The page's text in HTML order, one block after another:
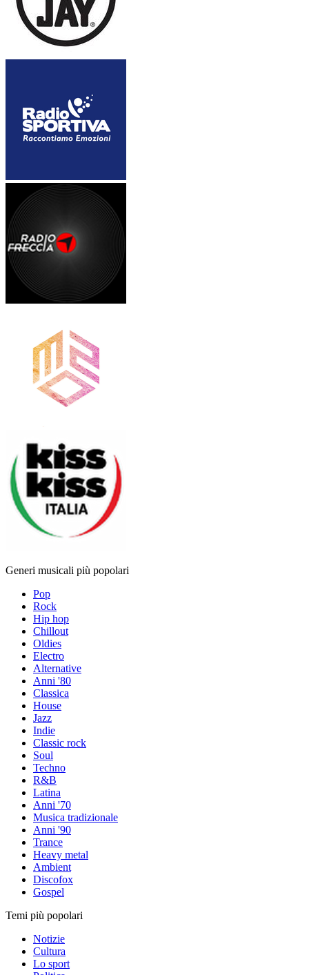
Generi musicali più popolari
Pop
Rock
Hip hop
Chillout
Oldies
Electro
Alternative
Anni '80
Classica
House
Jazz
Indie
Classic rock
Soul
Techno
R&B
Latina
Anni '70
Musica tradizionale
Anni '90
Trance
Heavy metal
Ambient
Discofox
Gospel
Temi più popolari
Notizie
Cultura
Lo sport